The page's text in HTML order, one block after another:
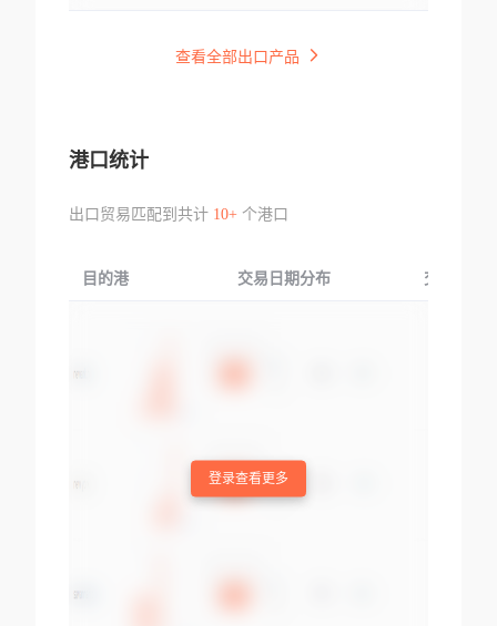
查看全部出口产品
港口统计
出口贸易匹配到共计 10+个港口
目的港 交易日期分布 交易产品
登录查看更多